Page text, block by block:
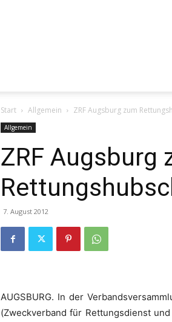
Start Allgemein ZRF Augsburg zum
Allgemein
ZRF Augsburg
7. August 2012
AUGSBURG. In der
(Zweckverband für Rettungsdienst